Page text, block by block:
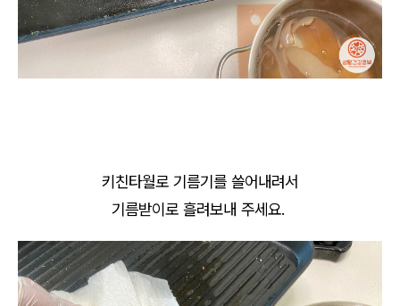
키친타월로 기름기를 쓸어내려서
기름받이로 흘려보내 주세요.